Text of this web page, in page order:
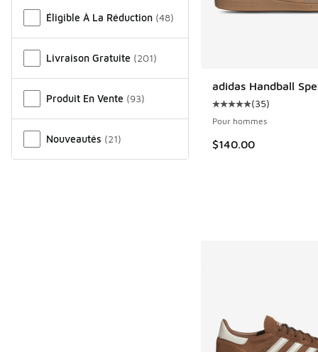
Éligible À La Réduction (48)
Livraison Gratuite (201)
Produit En Vente (93)
Nouveautés (21)
adidas Handball
Cote moyenne du
(35)
Pour hommes
$140.00